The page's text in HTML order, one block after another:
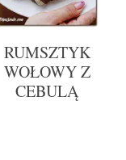
RUMSZTYK
WOŁOWY Z
CEBULĄ